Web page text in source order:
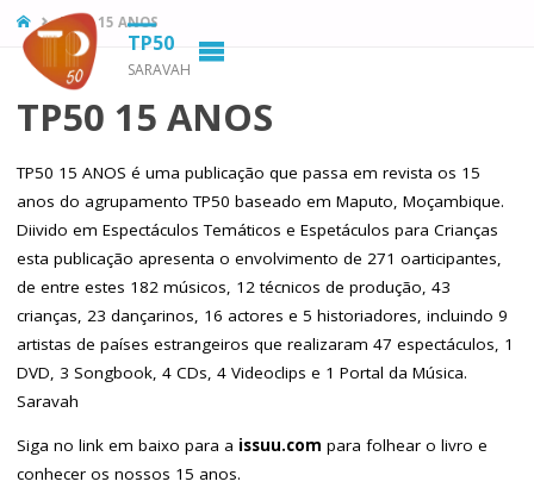
TP50
SARAVAH
HOMETP50 15 ANOS
TP50 15 ANOS
TP50 15 ANOS é uma publicação que passa em revista os 15
anos do agrupamento TP50 baseado em Maputo, Moçambique.
Diivido em Espectáculos Temáticos e Espetáculos para Crianças
esta publicação apresenta o envolvimento de 271 oarticipantes,
de entre estes 182 músicos, 12 técnicos de produção, 43
crianças, 23 dançarinos, 16 actores e 5 historiadores, incluindo 9
artistas de países estrangeiros que realizaram 47 espectáculos, 1
DVD, 3 Songbook, 4 CDs, 4 Videoclips e 1 Portal da Música.
Saravah
Siga no link em baixo para a issuu.com para folhear o livro e
conhecer os nossos 15 anos.